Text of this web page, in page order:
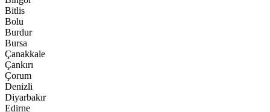
Bitlis
Bolu
Burdur
Bursa
Çanakkale
Çankırı
Çorum
Denizli
Diyarbakır
Edirne